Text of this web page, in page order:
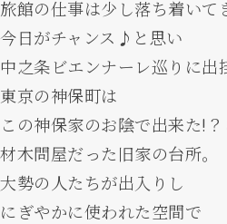
旅館の仕事は少し落ち着いて
今日がチャンス♪と思い
中之条ビエンナーレ巡りに出
東京の神保町は
この神保家のお陰で出来た!
材木問屋だった旧家の台所。
大勢の人たちが出入りし
にぎやかに使われた空間で